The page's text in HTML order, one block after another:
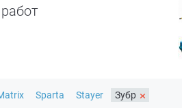
Sparta Stayer Зубр ×